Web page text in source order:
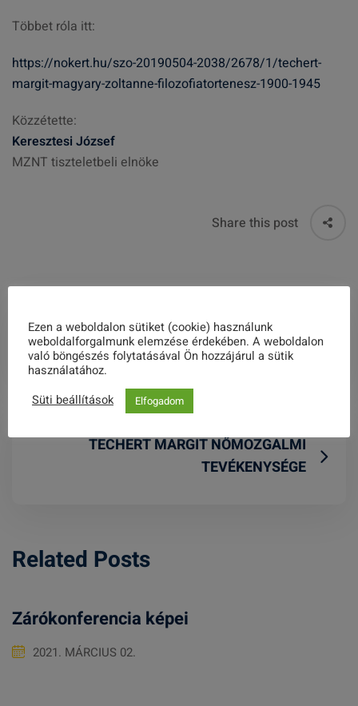
Többet róla itt:
https://nokert.hu/szo-20190504-2038/2678/1/techert-
margit-magyary-zoltanne-filozofiatortenesz-1900-1945
Közzétette:
Keresztesi József
MZNT tiszteletbeli elnöke
Share this post
Tatai Népfőiskola 1940 Somorja
TECHERT MARGIT NŐMOZGALMI
TEVÉKENYSÉGE
Related Posts
Zárókonferencia képei
2021. MÁRCIUS 02.
Ezen a weboldalon sütiket (cookie) használunk
weboldalforgalmunk elemzése érdekében. A weboldalon
való böngészés folytatásával Ön hozzájárul a sütik
használatához.
Süti beállítások
Elfogadom